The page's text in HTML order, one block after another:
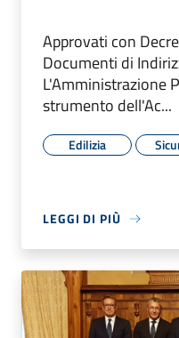
Approvati con
Documenti di
L'Amministrazione
strumento dell'Ac...
Edilizia
LEGGI DI PIÙ